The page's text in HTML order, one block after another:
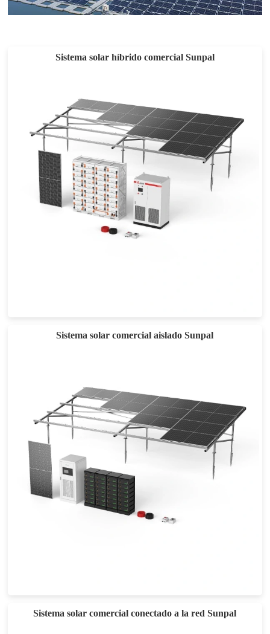
Sistema solar híbrido comercial Sunpal
Sistema solar comercial aislado Sunpal
Sistema solar comercial conectado a la red Sunpal